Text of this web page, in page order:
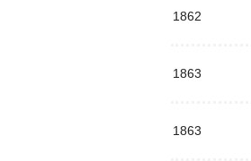
1862
1863
1863